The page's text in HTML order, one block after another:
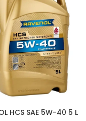
HCS SAE 5W-40 5 L